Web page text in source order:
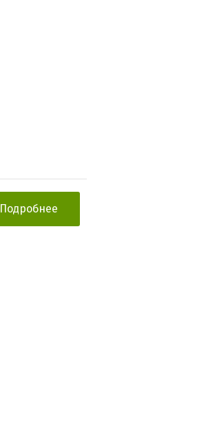
Подробнее